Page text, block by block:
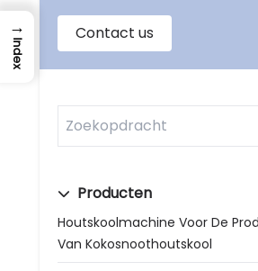
Producten
Houtskoolmachine Voor De
Van Kokosnoothoutskool
→
Index